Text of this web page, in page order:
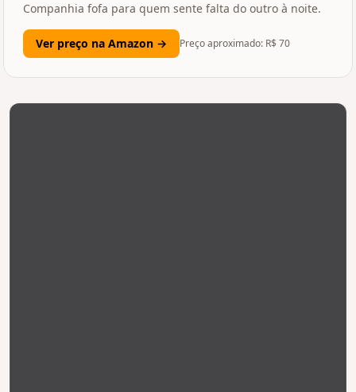
Companhia fofa para quem sente falta do outro à noite.
Ver preço na Amazon → Preço aproximado: R$ 70